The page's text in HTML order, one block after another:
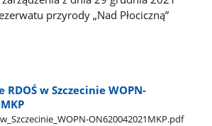
przyrody „Nad Płociczną”
RDOŚ w Szczecinie WOPN-
ON620042021MKP.pdf